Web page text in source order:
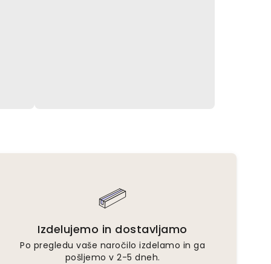
Izdelujemo in dostavljamo
Po pregledu vaše naročilo izdelamo in ga
pošljemo v 2-5 dneh.